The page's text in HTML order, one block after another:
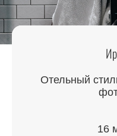
Отельный
16